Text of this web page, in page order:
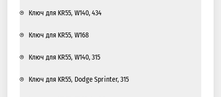
Ключ для KR55, W140, 434
Ключ для KR55, W168
Ключ для KR55, W140, 315
Ключ для KR55, Dodge Sprinter, 315